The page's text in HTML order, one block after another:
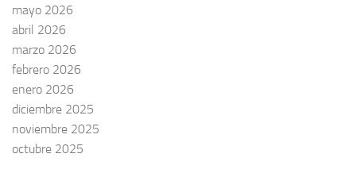
mayo 2026
abril 2026
marzo 2026
febrero 2026
enero 2026
diciembre 2025
noviembre 2025
octubre 2025